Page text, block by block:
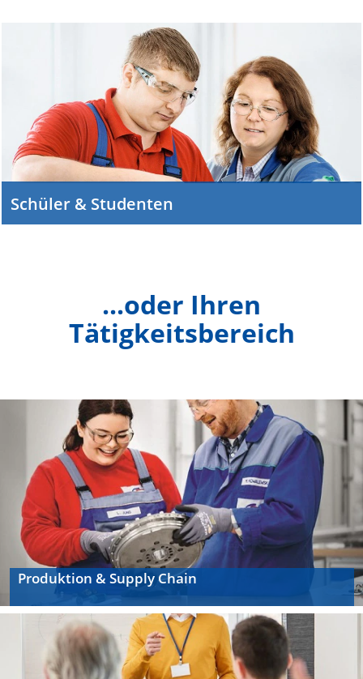
Schüler & Studenten
...oder Ihren
Tätigkeitsbereich
Produktion & Supply Chain